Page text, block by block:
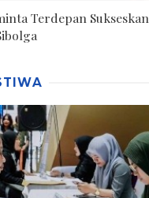
Terdepan Sukseskan